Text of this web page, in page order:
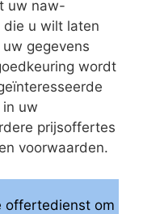
uw naw-
die u wilt laten
gegevens
wordt
uw
prijsoffertes
voorwaarden.
offertedienst om